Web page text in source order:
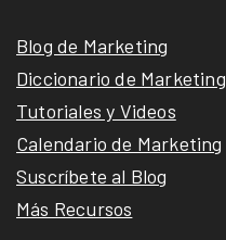
Blog de Marketing
Diccionario de Marketing
Tutoriales y Videos
Calendario de Marketing
Suscríbete al Blog
Más Recursos